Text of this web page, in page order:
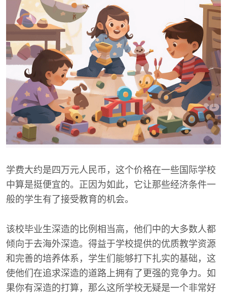
学费大约是四万元人民币，这个价格在一些国际学校
中算是挺便宜的。正因为如此，它让那些经济条件一
般的学生有了接受教育的机会。
该校毕业生深造的比例相当高，他们中的大多数人都
倾向于去海外深造。得益于学校提供的优质教学资源
和完善的培养体系，学生们能够打下扎实的基础，这
使他们在追求深造的道路上拥有了更强的竞争力。如
果你有深造的打算，那么这所学校无疑是一个非常好